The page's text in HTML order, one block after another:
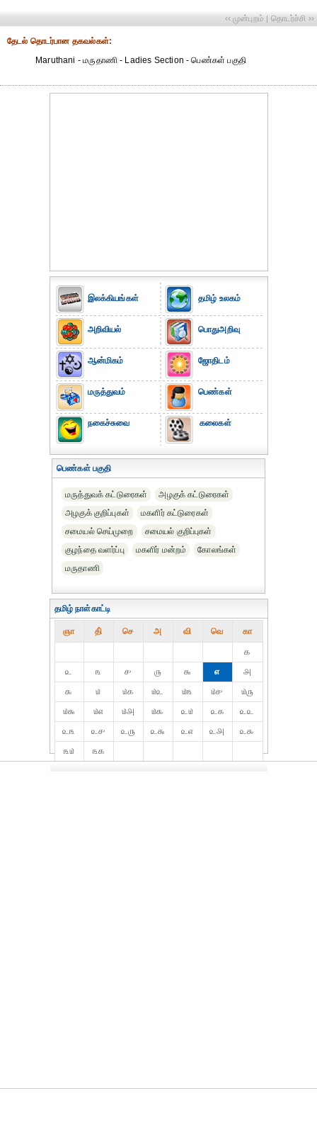
‹‹ முன்புறம் | தொடர்ச்சி ››
தேட‌ல் தொட‌ர்பான தகவ‌ல்க‌ள்:
Maruthani - மருதாணி - Ladies Section - பெண்கள் பகுதி
இலக்கியங்கள்
அறிவியல்
ஆன்மிகம்
மருத்துவம்
நகைச்சுவை
தமிழ் உலகம்
பொதுஅறிவு
ஜோதிடம்
பெண்கள்
கலைகள்
பெண்கள் பகுதி
மருத்துவக் கட்டுரைகள்
அழகுக் கட்டுரைகள்
அழகுக் குறிப்புகள்
மகளிர் கட்டுரைகள்
சமையல் செய்முறை
சமையல் குறிப்புகள்
குழந்தை வளர்ப்பு
மகளிர் மன்றம்
கோலங்கள்
மருதாணி
தமிழ் நாள்காட்டி
ஞா தி் செ அ வி வெ கா
௧
௨
௩ ௪ ௫ ௬ ௭
௮
௯
௰ ௰௧ ௰௨ ௰௩ ௰௪
௰௫
௰௬
௰௭ ௰௮ ௰௯ ௨௰ ௨௧
௨௨
௨௩
௨௪ ௨௫ ௨௬ ௨௭ ௨௮
௨௯
௩௰
௩௧